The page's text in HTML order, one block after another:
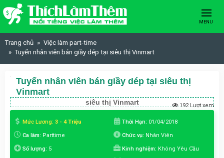
Skip to content
MENU
Trang chủ
Việc làm part-time
Tuyển nhân viên bán giầy dép tại siêu thị Vinmart
Tuyển nhân viên bán giầy dép tại siêu thị
Vinmart
siêu thị Vinmart 192 Lượt xem
Mức Lương: 3 - 4 Triệu Thời Hạn: 01/04/2018
Ca làm: Parttime Chức vụ: Nhân Viên
Số lượng: 5 Kinh nghiệm: Không Yêu Cầu